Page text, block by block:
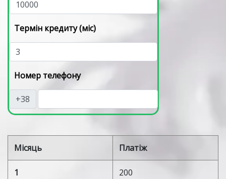
Термін кредиту (міс)
Номер телефону
+38
Місяць Платіж
1 200